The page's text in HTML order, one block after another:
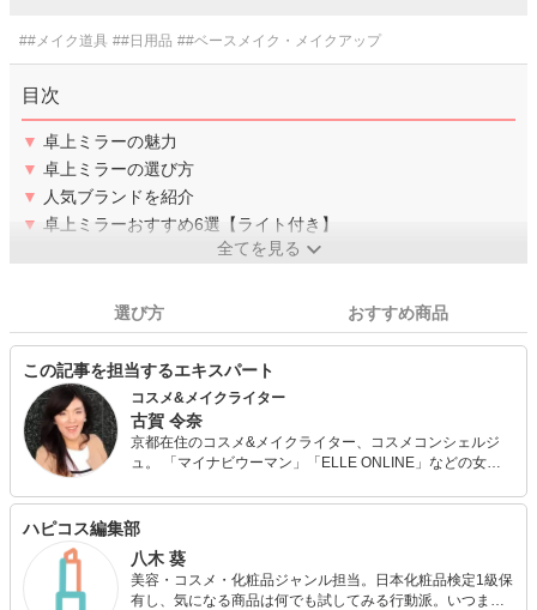
##メイク道具 ##日用品 ##ベースメイク・メイクアップ
目次
▼ 卓上ミラーの魅力
▼ 卓上ミラーの選び方
▼
人気ブランドを紹介
▼ 卓上ミラーおすすめ6選【ライト付き】
全てを見る
選び方 おすすめ商品
この記事を担当するエキスパート
コスメ&メイクライター
古賀 令奈
京都在住のコスメ&メイクライター、コスメコンシェルジ
ュ。 「マイナビウーマン」「ELLE ONLINE」などの女性
事を執筆。 大手化粧品会社、大手食品会社、大手化粧品コ
ミュニティサイトなどの企業案件も担当。 「JAFCA 一般社
作成。 マンツーマン形式で実践的にお悩みに応える「メイ
ク相談室」を運営。
ハピコス編集部
八木 葵
美容・コスメ・化粧品ジャンル担当。日本化粧品検定1級保
有し、気になる商品は何でも試してみる行動派。いつまで